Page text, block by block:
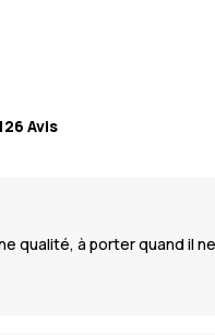
Avis
qualité, à porter quand il